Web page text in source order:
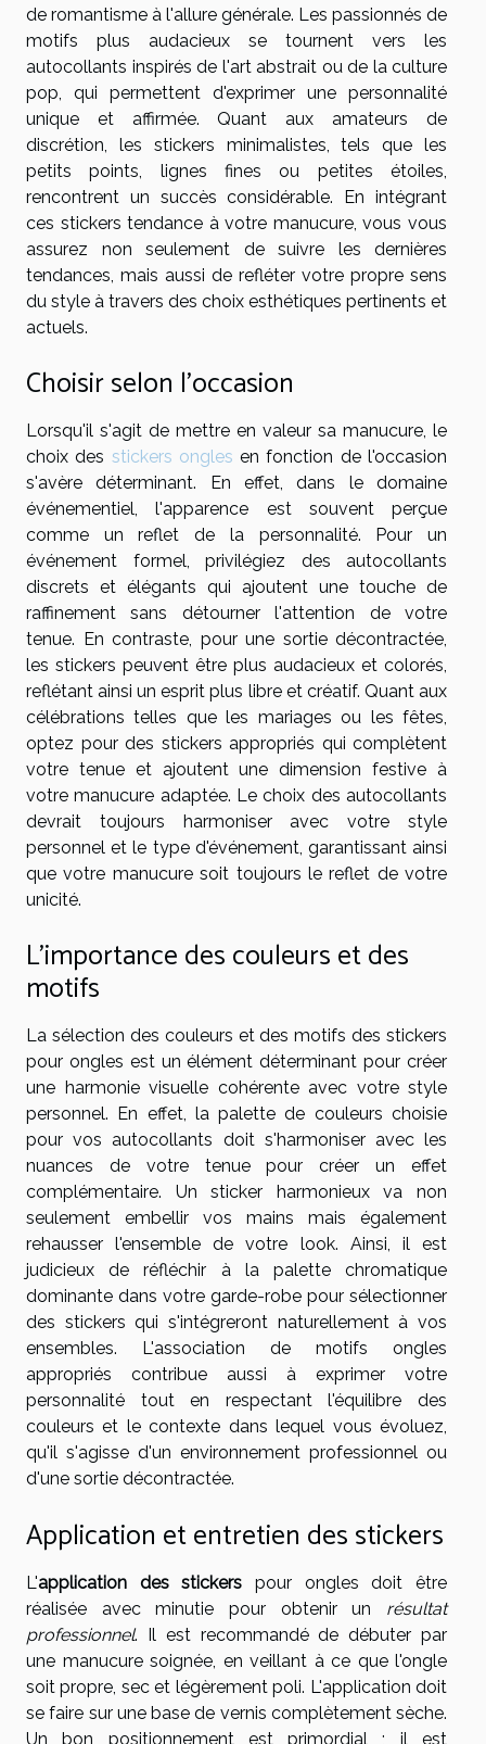
de romantisme à l'allure générale. Les passionnés de
motifs plus audacieux se tournent vers les
autocollants inspirés de l'art abstrait ou de la culture
pop, qui permettent d'exprimer une personnalité
unique et affirmée. Quant aux amateurs de
discrétion, les stickers minimalistes, tels que les
petits points, lignes fines ou petites étoiles,
rencontrent un succès considérable. En intégrant
ces stickers tendance à votre manucure, vous vous
assurez non seulement de suivre les dernières
tendances, mais aussi de refléter votre propre sens
du style à travers des choix esthétiques pertinents et
actuels.
Choisir selon l'occasion
Lorsqu'il s'agit de mettre en valeur sa manucure, le
choix des stickers ongles en fonction de l'occasion
s'avère déterminant. En effet, dans le domaine
événementiel, l'apparence est souvent perçue
comme un reflet de la personnalité. Pour un
événement formel, privilégiez des autocollants
discrets et élégants qui ajoutent une touche de
raffinement sans détourner l'attention de votre
tenue. En contraste, pour une sortie décontractée,
les stickers peuvent être plus audacieux et colorés,
reflétant ainsi un esprit plus libre et créatif. Quant aux
célébrations telles que les mariages ou les fêtes,
optez pour des stickers appropriés qui complètent
votre tenue et ajoutent une dimension festive à
votre manucure adaptée. Le choix des autocollants
devrait toujours harmoniser avec votre style
personnel et le type d'événement, garantissant ainsi
que votre manucure soit toujours le reflet de votre
unicité.
L'importance des couleurs et des
motifs
La sélection des couleurs et des motifs des stickers
pour ongles est un élément déterminant pour créer
une harmonie visuelle cohérente avec votre style
personnel. En effet, la palette de couleurs choisie
pour vos autocollants doit s'harmoniser avec les
nuances de votre tenue pour créer un effet
complémentaire. Un sticker harmonieux va non
seulement embellir vos mains mais également
rehausser l'ensemble de votre look. Ainsi, il est
judicieux de réfléchir à la palette chromatique
dominante dans votre garde-robe pour sélectionner
des stickers qui s'intégreront naturellement à vos
ensembles. L'association de motifs ongles
appropriés contribue aussi à exprimer votre
personnalité tout en respectant l'équilibre des
couleurs et le contexte dans lequel vous évoluez,
qu'il s'agisse d'un environnement professionnel ou
d'une sortie décontractée.
Application et entretien des stickers
L'application des stickers pour ongles doit être
réalisée avec minutie pour obtenir un résultat
professionnel. Il est recommandé de débuter par
une manucure soignée, en veillant à ce que l'ongle
soit propre, sec et légèrement poli. L'application doit
se faire sur une base de vernis complètement sèche.
Un bon positionnement est primordial ; il est